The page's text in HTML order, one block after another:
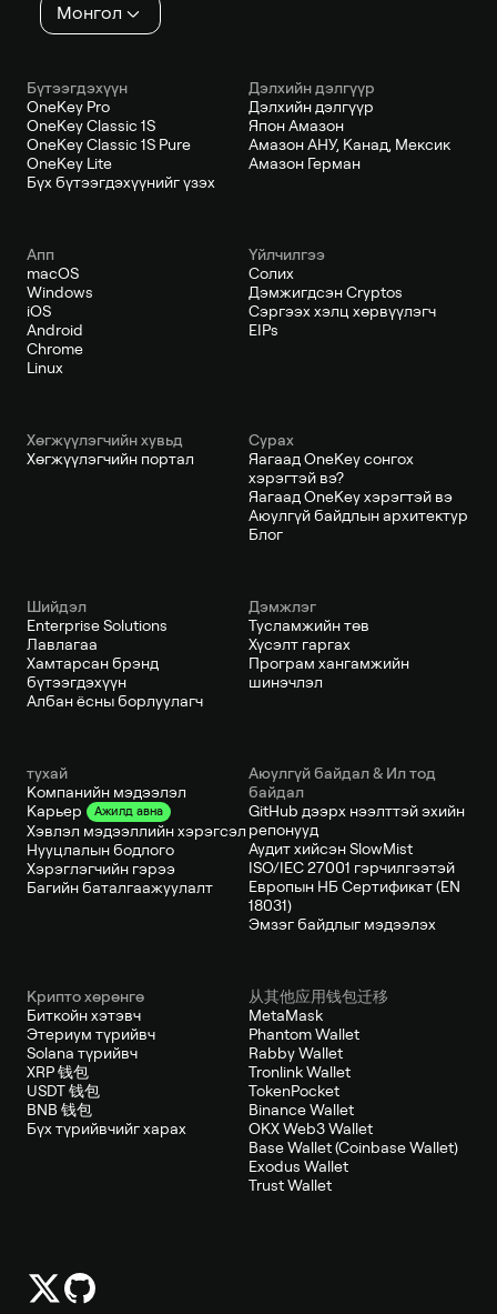
Монгол
Бүтээгдэхүүн
OneKey Pro
OneKey Classic 1S
OneKey Classic 1S Pure
OneKey Lite
Бүх бүтээгдэхүүнийг үзэх
Дэлхийн дэлгүүр
Дэлхийн дэлгүүр
Япон Амазон
Амазон АНУ, Канад, Мексик
Амазон Герман
Апп
macOS
Windows
iOS
Android
Chrome
Linux
Үйлчилгээ
Солих
Дэмжигдсэн Cryptos
Сэргээх хэлц хөрвүүлэгч
EIPs
Хөгжүүлэгчийн хувьд
Хөгжүүлэгчийн портал
Сурах
Яагаад OneKey сонгох
хэрэгтэй вэ?
Яагаад OneKey хэрэгтэй вэ
Аюулгүй байдлын архитектур
Блог
Шийдэл
Enterprise Solutions
Лавлагаа
Хамтарсан брэнд
бүтээгдэхүүн
Албан ёсны борлуулагч
Дэмжлэг
Тусламжийн төв
Хүсэлт гаргах
Програм хангамжийн
шинэчлэл
тухай
Компанийн мэдээлэл
Карьер
Ажилд авна
Хэвлэл мэдээллийн хэрэгсэл
Нууцлалын бодлого
Хэрэглэгчийн гэрээ
Багийн баталгаажуулалт
Аюулгүй байдал & Ил тод
байдал
GitHub дээрх нээлттэй эхийн
репонууд
Аудит хийсэн SlowMist
ISO/IEC 27001 гэрчилгээтэй
Европын НБ Сертификат (EN
18031)
Эмзэг байдлыг мэдээлэх
Крипто хөрөнгө
Биткойн хэтэвч
Этериум түрийвч
Solana түрийвч
XRP 钱包
USDT 钱包
BNB 钱包
Бүх түрийвчийг харах
从其他应用钱包迁移
MetaMask
Phantom Wallet
Rabby Wallet
Tronlink Wallet
TokenPocket
Binance Wallet
OKX Web3 Wallet
Base Wallet (Coinbase Wallet)
Exodus Wallet
Trust Wallet